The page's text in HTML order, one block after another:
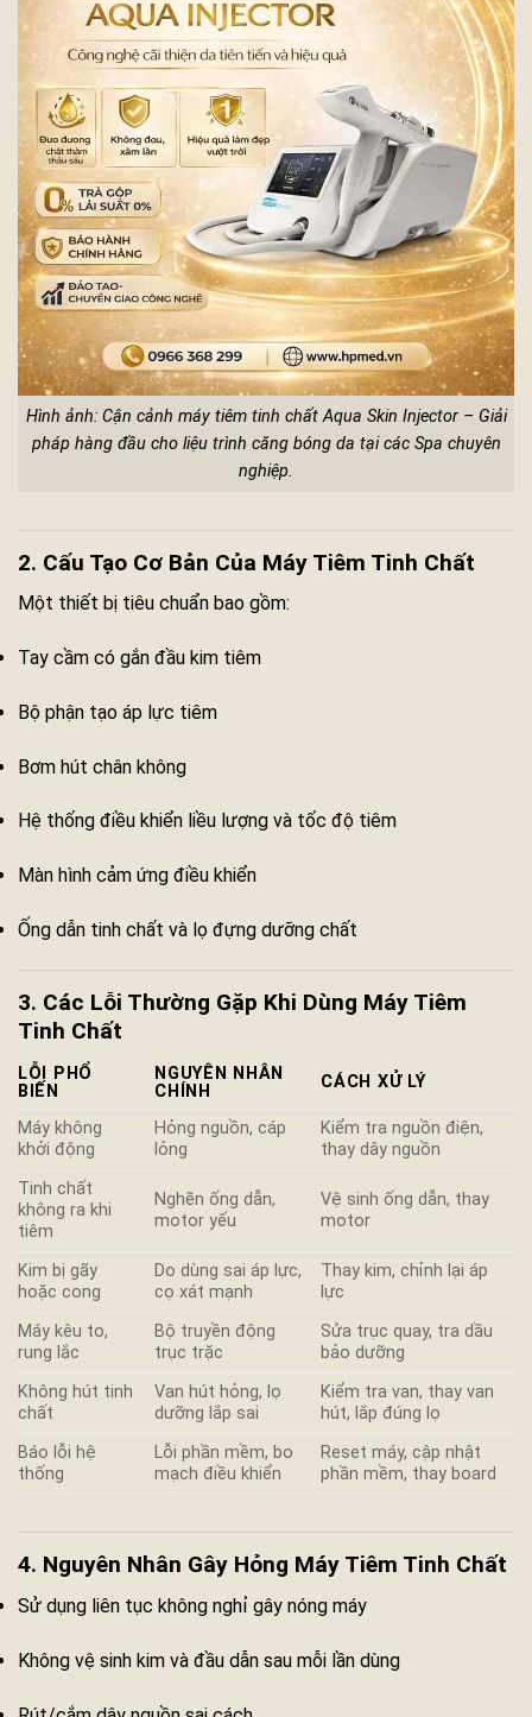
Hình ảnh: Cận cảnh máy tiêm tinh chất Aqua Skin Injector – Giải
pháp hàng đầu cho liệu trình căng bóng da tại các Spa chuyên
nghiệp.
2. Cấu Tạo Cơ Bản Của Máy Tiêm Tinh Chất
Một thiết bị tiêu chuẩn bao gồm:
Tay cầm có gắn đầu kim tiêm
Bộ phận tạo áp lực tiêm
Bơm hút chân không
Hệ thống điều khiển liều lượng và tốc độ tiêm
Màn hình cảm ứng điều khiển
Ống dẫn tinh chất và lọ đựng dưỡng chất
3. Các Lỗi Thường Gặp Khi Dùng Máy Tiêm
Tinh Chất
LỖI PHỔ
BIẾN
NGUYÊN NHÂN
CHÍNH
CÁCH XỬ LÝ
Máy không
khởi động
Hỏng nguồn, cáp
lỏng
Kiểm tra nguồn điện,
thay dây nguồn
Tinh chất
không ra khi
tiêm
Nghẽn ống dẫn,
motor yếu
Vệ sinh ống dẫn, thay
motor
Kim bị gãy
hoặc cong
Do dùng sai áp lực,
cọ xát mạnh
Thay kim, chỉnh lại áp
lực
Máy kêu to,
rung lắc
Bộ truyền động
trục trặc
Sửa trục quay, tra dầu
bảo dưỡng
Không hút tinh
chất
Van hút hỏng, lọ
dưỡng lắp sai
Kiểm tra van, thay van
hút, lắp đúng lọ
Báo lỗi hệ
thống
Lỗi phần mềm, bo
mạch điều khiển
Reset máy, cập nhật
phần mềm, thay board
4. Nguyên Nhân Gây Hỏng Máy Tiêm Tinh Chất
Sử dụng liên tục không nghỉ gây nóng máy
Không vệ sinh kim và đầu dẫn sau mỗi lần dùng